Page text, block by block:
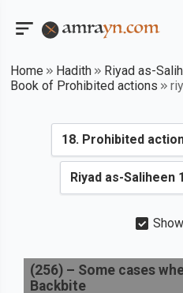
Home Hadith
Riyad as-
Book of Prohibited actions
(256) – Some cases
Backbite